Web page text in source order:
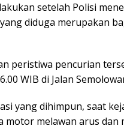
setelah Polisi
diduga merupakan
peristiwa pencurian
WIB di Jalan
yang dihimpun, saat
motor melawan arus